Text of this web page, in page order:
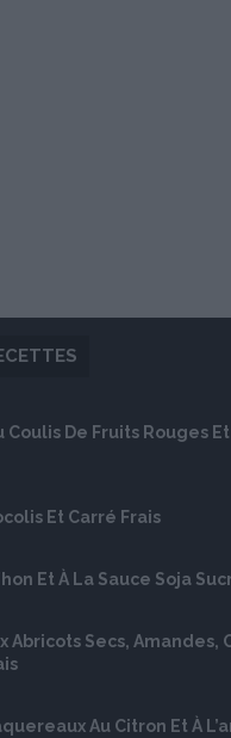
Coulis De Fruits Rouges
Et Carré Frais
Et À La Sauce Soja
Abricots Secs, Amandes,
Au Citron Et À